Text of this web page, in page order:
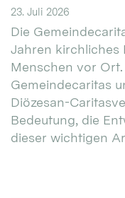
23. Juli 2026
Die
Jahren kirchliches
Menschen vor
Gemeindecaritas
Diözesan-
Bedeutung, die
dieser wichtigen